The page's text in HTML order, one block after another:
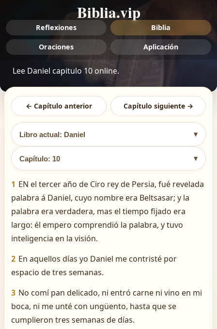
Biblia.vip
Reflexiones Biblia
Oraciones Aplicación
Lee Daniel capitulo 10 online.
← Capítulo anterior Capítulo siguiente →
Libro actual: Daniel ▾
Capítulo: 10 ▾
1 EN el tercer año de Ciro rey de Persia, fué revelada
palabra á Daniel, cuyo nombre era Beltsasar; y la
palabra era verdadera, mas el tiempo fijado era
largo: él empero comprendió la palabra, y tuvo
inteligencia en la visión.
2 En aquellos días yo Daniel me contristé por
espacio de tres semanas.
3 No comí pan delicado, ni entró carne ni vino en mi
boca, ni me unté con ungüento, hasta que se
cumplieron tres semanas de días.